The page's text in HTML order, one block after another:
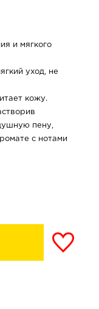
и мягкого
уход, не
кожу.
пену,
с нотами